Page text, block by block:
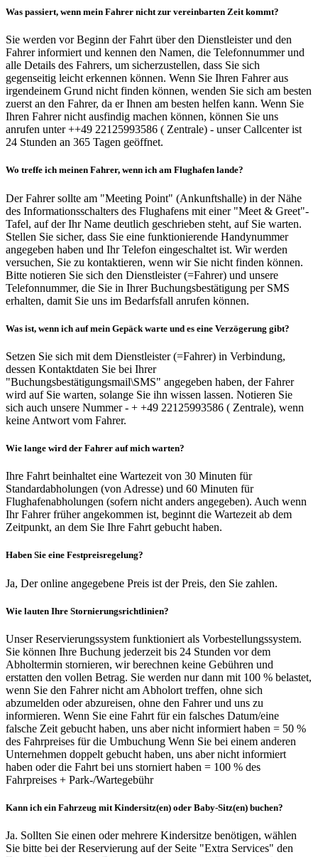
Was passiert, wenn mein Fahrer nicht zur vereinbarten Zeit kommt?
Sie werden vor Beginn der Fahrt über den Dienstleister und den
Fahrer informiert und kennen den Namen, die Telefonnummer und
alle Details des Fahrers, um sicherzustellen, dass Sie sich
gegenseitig leicht erkennen können. Wenn Sie Ihren Fahrer aus
irgendeinem Grund nicht finden können, wenden Sie sich am besten
zuerst an den Fahrer, da er Ihnen am besten helfen kann. Wenn Sie
Ihren Fahrer nicht ausfindig machen können, können Sie uns
anrufen unter ++49 22125993586 ( Zentrale) - unser Callcenter ist
24 Stunden an 365 Tagen geöffnet.
Wo treffe ich meinen Fahrer, wenn ich am Flughafen lande?
Der Fahrer sollte am "Meeting Point" (Ankunftshalle) in der Nähe
des Informationsschalters des Flughafens mit einer "Meet & Greet"-
Tafel, auf der Ihr Name deutlich geschrieben steht, auf Sie warten.
Stellen Sie sicher, dass Sie eine funktionierende Handynummer
angegeben haben und Ihr Telefon eingeschaltet ist. Wir werden
versuchen, Sie zu kontaktieren, wenn wir Sie nicht finden können.
Bitte notieren Sie sich den Dienstleister (=Fahrer) und unsere
Telefonnummer, die Sie in Ihrer Buchungsbestätigung per SMS
erhalten, damit Sie uns im Bedarfsfall anrufen können.
Was ist, wenn ich auf mein Gepäck warte und es eine Verzögerung gibt?
Setzen Sie sich mit dem Dienstleister (=Fahrer) in Verbindung,
dessen Kontaktdaten Sie bei Ihrer
"Buchungsbestätigungsmail\SMS" angegeben haben, der Fahrer
wird auf Sie warten, solange Sie ihn wissen lassen. Notieren Sie
sich auch unsere Nummer - + +49 22125993586 ( Zentrale), wenn
keine Antwort vom Fahrer.
Wie lange wird der Fahrer auf mich warten?
Ihre Fahrt beinhaltet eine Wartezeit von 30 Minuten für
Standardabholungen (von Adresse) und 60 Minuten für
Flughafenabholungen (sofern nicht anders angegeben). Auch wenn
Ihr Fahrer früher angekommen ist, beginnt die Wartezeit ab dem
Zeitpunkt, an dem Sie Ihre Fahrt gebucht haben.
Haben Sie eine Festpreisregelung?
Ja, Der online angegebene Preis ist der Preis, den Sie zahlen.
Wie lauten Ihre Stornierungsrichtlinien?
Unser Reservierungssystem funktioniert als Vorbestellungssystem.
Sie können Ihre Buchung jederzeit bis 24 Stunden vor dem
Abholtermin stornieren, wir berechnen keine Gebühren und
erstatten den vollen Betrag. Sie werden nur dann mit 100 % belastet,
wenn Sie den Fahrer nicht am Abholort treffen, ohne sich
abzumelden oder abzureisen, ohne den Fahrer und uns zu
informieren. Wenn Sie eine Fahrt für ein falsches Datum/eine
falsche Zeit gebucht haben, uns aber nicht informiert haben = 50 %
des Fahrpreises für die Umbuchung Wenn Sie bei einem anderen
Unternehmen doppelt gebucht haben, uns aber nicht informiert
haben oder die Fahrt bei uns storniert haben = 100 % des
Fahrpreises + Park-/Wartegebühr
Kann ich ein Fahrzeug mit Kindersitz(en) oder Baby-Sitz(en) buchen?
Ja. Sollten Sie einen oder mehrere Kindersitze benötigen, wählen
Sie bitte bei der Reservierung auf der Seite "Extra Services" den